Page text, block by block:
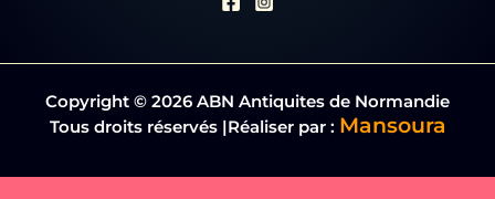
Copyright © 2026 ABN Antiquites de Normandie
Tous droits réservés |Réaliser par : Mansoura